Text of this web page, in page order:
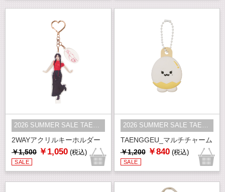
2WAYアクリルキーホルダー
2026 SUMMER SALE TAEYEON
￥1,500 ￥1,050 (税込)
SALE
TAENGGEU_マルチチャーム
2026 SUMMER SALE TAEYEON
￥1,200 ￥840 (税込)
SALE